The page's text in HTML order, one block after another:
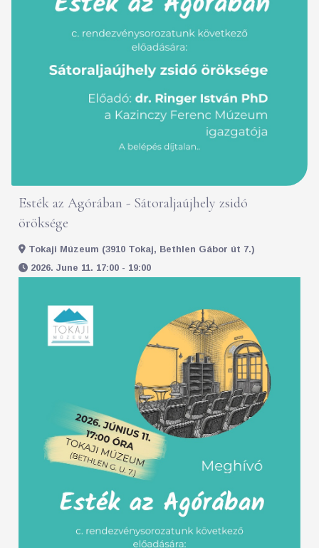
Esték az Agórában - Sátoraljaújhely zsidó
öröksége
Tokaji Múzeum (3910 Tokaj, Bethlen Gábor út 7.)
2026. June 11. 17:00 - 19:00